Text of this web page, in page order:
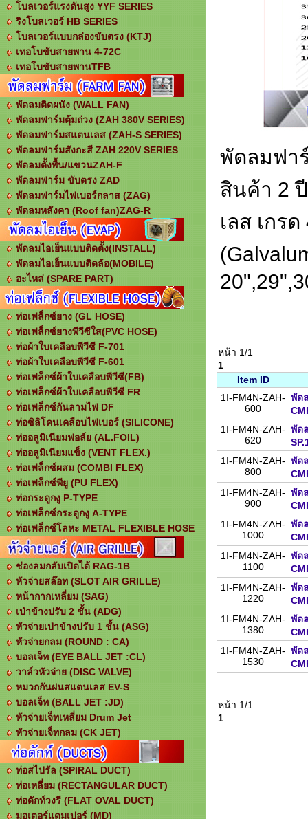
โบลเวอร์แรงดันสูง YYF SERIES
ริงโบลเวอร์ HB SERIES
โบลเวอร์แบบกล่องขับตรง (KTJ)
เทอโบขับสายพาน 4-72C
เทอโบขับสายพานTFB
พัดลมติดผนัง (WALL FAN)
พัดลมฟาร์มตุ้มถ่วง (ZAH 380V SERIES)
พัดลมฟาร์มสแตนเลส (ZAH-S SERIES)
พัดลมฟาร์มสังกะสี ZAH 220V SERIES
พัดลมตั้งพื้น/แขวนZAH-F
พัดลมฟาร์ม ขับตรง ZAD
พัดลมฟาร์มไฟเบอร์กลาส (ZAG)
พัดลมหลังคา (Roof fan)ZAG-R
พัดลมไอเย็นแบบติดตั้ง(INSTALL)
พัดลมไอเย็นแบบติดล้อ(MOBILE)
อะไหล่ (SPARE PART)
ท่อเฟล็กซ์ยาง (GL HOSE)
ท่อเฟล็กซ์ยางพีวีซีใส(PVC HOSE)
ท่อผ้าใบเคลือบพีวีซี F-701
ท่อผ้าใบเคลือบพีวีซี F-601
ท่อเฟล็กซ์ผ้าใบเคลือบพีวีซี(FB)
ท่อเฟล็กซ์ผ้าใบเคลือบพีวีซี FR
ท่อเฟล็กซ์กันลามไฟ DF
ท่อซิลิโคนเคลือบไฟเบอร์ (SILICONE)
ท่ออลูมิเนียมฟอล์ย (AL.FOIL)
ท่ออลูมิเนียมแข็ง (VENT FLEX.)
ท่อเฟล็กซ์ผสม (COMBI FLEX)
ท่อเฟล็กซ์พียู (PU FLEX)
ท่อกระดูกงู P-TYPE
ท่อเฟล็กซ์กระดูกงู A-TYPE
ท่อเฟล็กซ์โลหะ METAL FLEXIBLE HOSE
ช่องลมกลับเปิดได้ RAG-1B
หัวจ่ายสล๊อท (SLOT AIR GRILLE)
หน้ากากเหลี่ยม (SAG)
เป่าข้างปรับ 2 ชั้น (ADG)
หัวจ่ายเป่าข้างปรับ 1 ชั้น (ASG)
หัวจ่ายกลม (ROUND : CA)
บอลเจ็ท (EYE BALL JET :CL)
วาล์วหัวจ่าย (DISC VALVE)
หมวกกันฝนสแตนเลส EV-S
บอลเจ็ท (ฺBALL JET :JD)
หัวจ่ายเจ็ทเหลี่ยม Drum Jet
หัวจ่ายเจ็ทกลม (CK JET)
ท่อสไปรัล (SPIRAL DUCT)
ท่อเหลี่ยม (RECTANGULAR DUCT)
ท่อดักท์วงรี (FLAT OVAL DUCT)
มอเตอร์แดมเปอร์ (MD)
พัดลมฟา
สินค้า 2
เลส เกร
หน้า 1/1
1
Item ID
1I-FM4N-ZAH-
600
พัด
1I-FM4N-ZAH-
620
พัด
1I-FM4N-ZAH-
800
พัด
1I-FM4N-ZAH-
900
พัด
1I-FM4N-ZAH-
1000
พัด
1I-FM4N-ZAH-
1100
พัด
1I-FM4N-ZAH-
1220
พัด
1I-FM4N-ZAH-
1380
พัด
1I-FM4N-ZAH-
1530
พัด
หน้า 1/1
1